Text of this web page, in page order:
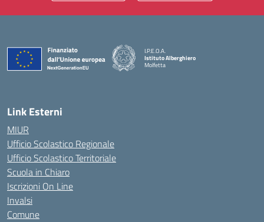
I.P.E.O.A.
Istituto Alberghiero
Molfetta
Link Esterni
MIUR
Ufficio Scolastico Regionale
Ufficio Scolastico Territoriale
Scuola in Chiaro
Iscrizioni On Line
Invalsi
Comune